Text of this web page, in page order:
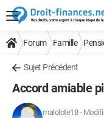
Forum Famille
Sujet Précédent
Accord amiable
malolote18-